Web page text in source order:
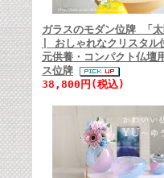
ガラスのモダン位牌 「太
| おしゃれなクリスタル
元供養・コンパクト仏
ス位牌
38,800円(税込)